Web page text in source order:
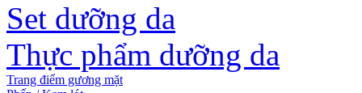
Set dưỡng da
Thực phẩm dưỡng da
Trang điểm gương mặt